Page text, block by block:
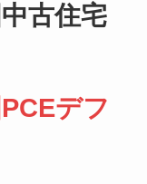
古住宅
デフ